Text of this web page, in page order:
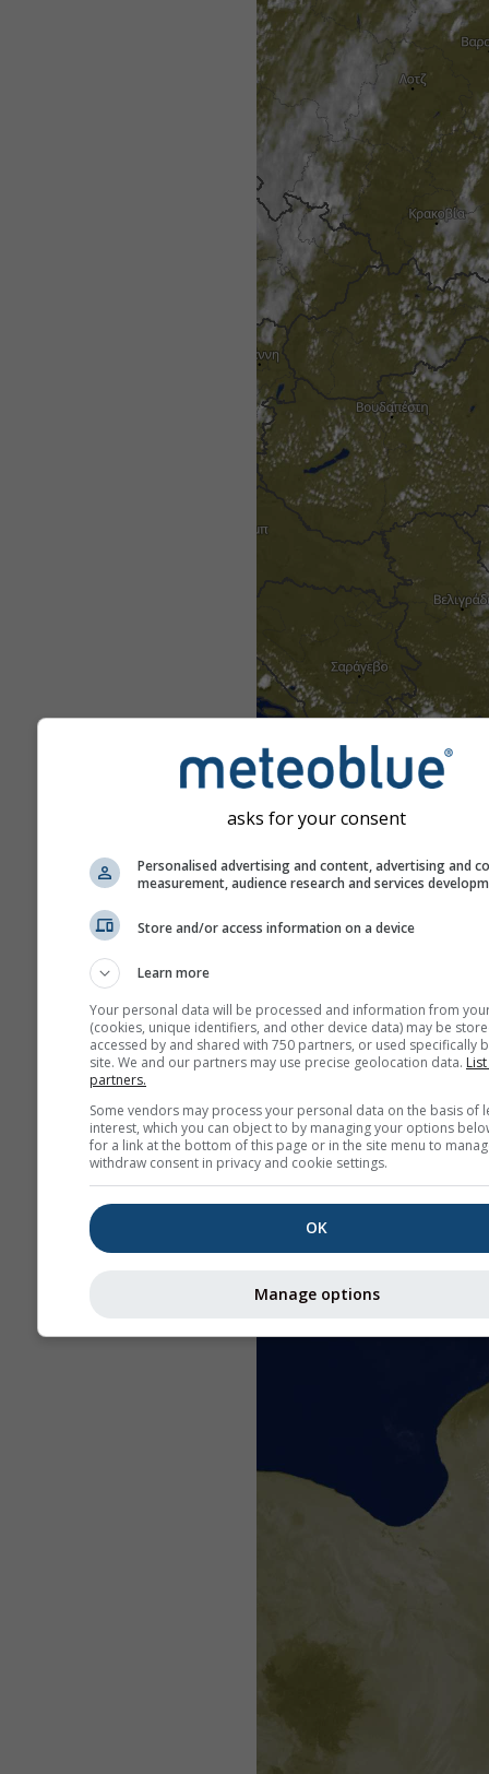
asks for your consent
Personalised advertising and content, advertising and
measurement, audience research and services
Store and/or access information on a device
Learn more
Your personal data will be processed and information from
(cookies, unique identifiers, and other device data) may be
accessed by and shared with 750 partners, or used specifically
site. We and our partners may use precise geolocation data.
partners.
Some vendors may process your personal data on the basis of
interest, which you can object to by managing your options
for a link at the bottom of this page or in the site menu to
withdraw consent in privacy and cookie settings.
OK
Manage options